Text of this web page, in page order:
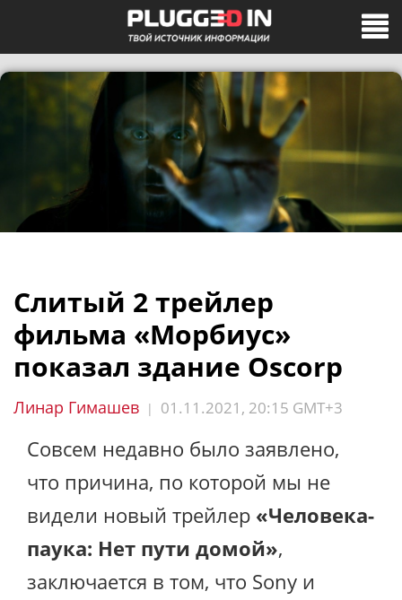
Слитый 2 трейлер
фильма «Морбиус»
показал здание Oscorp
Линар Гимашев | 01.11.2021, 20:15 GMT+3
Совсем недавно было заявлено,
что причина, по которой мы не
видели новый трейлер «Человека-
паука: Нет пути домой»,
заключается в том, что Sony и